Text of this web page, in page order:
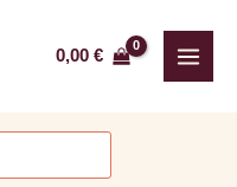
0,00 €